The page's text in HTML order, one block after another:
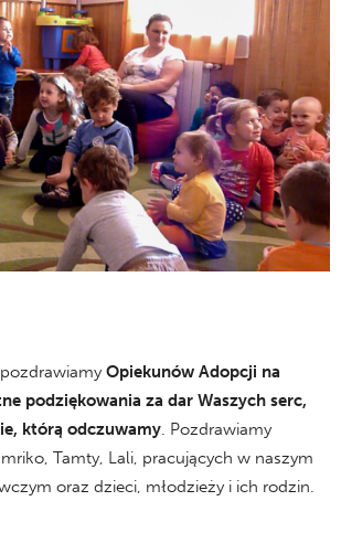
Opiekunów Adopcji na
podziękowania za dar Waszych serc,
którą odczuwamy. Pozdrawiamy
Tamty, Lali, pracujących w naszym
oraz dzieci, młodzieży i ich rodzin.